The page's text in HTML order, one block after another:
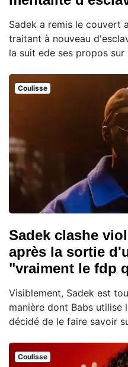
Sadek a remis le couvert
traitant à nouveau
la suit ede ses propos
Coulisse
Sadek clashe
après la sortie
"vraiment le fdp
Visiblement, Sadek est
manière dont Babs utilise
décidé de le faire savoir
Coulisse